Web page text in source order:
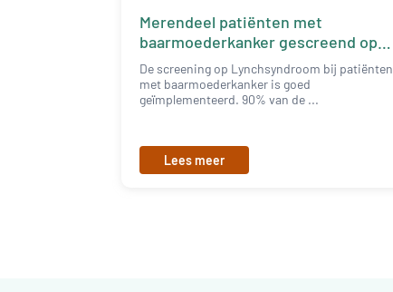
Merendeel patiënten met
baarmoederkanker gescreend op
Lynchsyndroom
De screening op Lynchsyndroom bij patiënten
met baarmoederkanker is goed
geïmplementeerd. 90% van de ...
Lees meer